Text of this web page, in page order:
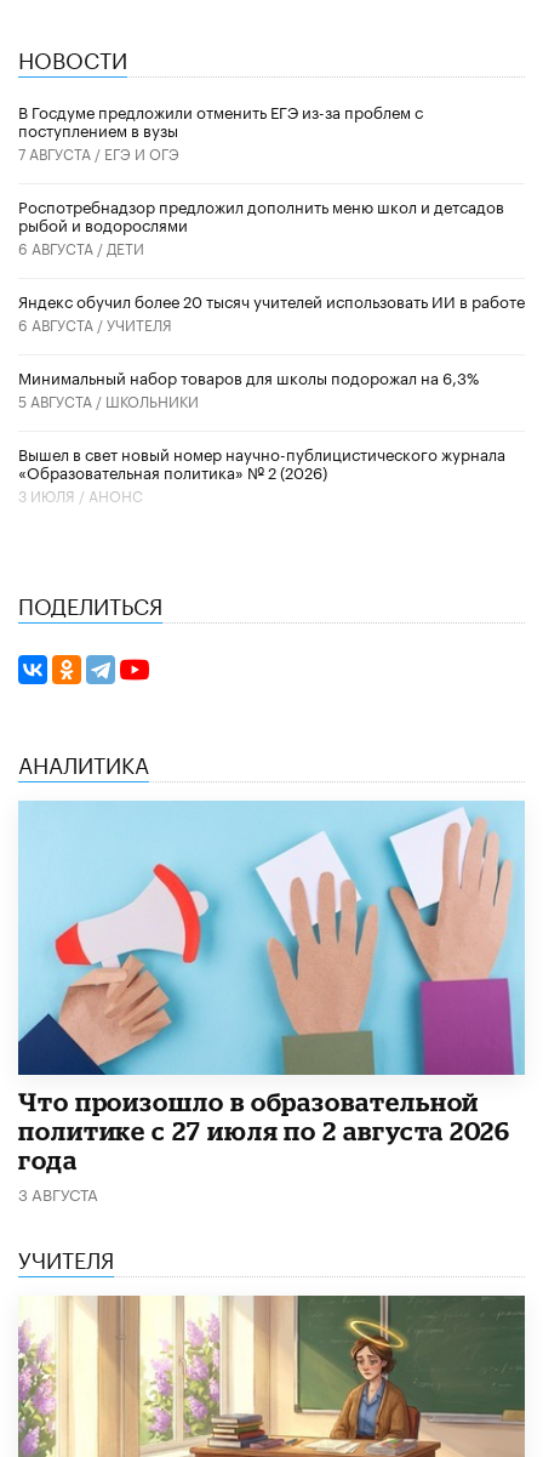
НОВОСТИ
В Госдуме предложили отменить ЕГЭ из-за проблем с
поступлением в вузы
7 АВГУСТА / ЕГЭ И ОГЭ
Роспотребнадзор предложил дополнить меню школ и детсадов
рыбой и водорослями
6 АВГУСТА / ДЕТИ
​Яндекс обучил более 20 тысяч учителей использовать ИИ в работе
6 АВГУСТА /УЧИТЕЛЯ
Минимальный набор товаров для школы подорожал на 6,3%
5 АВГУСТА / ШКОЛЬНИКИ
Вышел в свет новый номер научно-публицистического журнала
«Образовательная политика» № 2 (2026)
3 ИЮЛЯ / АНОНС
ПОДЕЛИТЬСЯ
АНАЛИТИКА
​Что произошло в образовательной
политике с 27 июля по 2 августа 2026
года
3 АВГУСТА
УЧИТЕЛЯ